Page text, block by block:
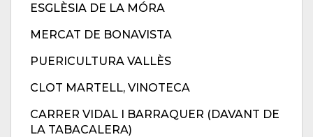
ESGLÈSIA DE LA MÓRA
MERCAT DE BONAVISTA
PUERICULTURA VALLÈS
CLOT MARTELL, VINOTECA
CARRER VIDAL I BARRAQUER (DAVANT DE
LA TABACALERA)